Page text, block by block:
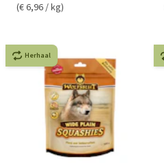
(€ 6,96 / kg)
Herhaal